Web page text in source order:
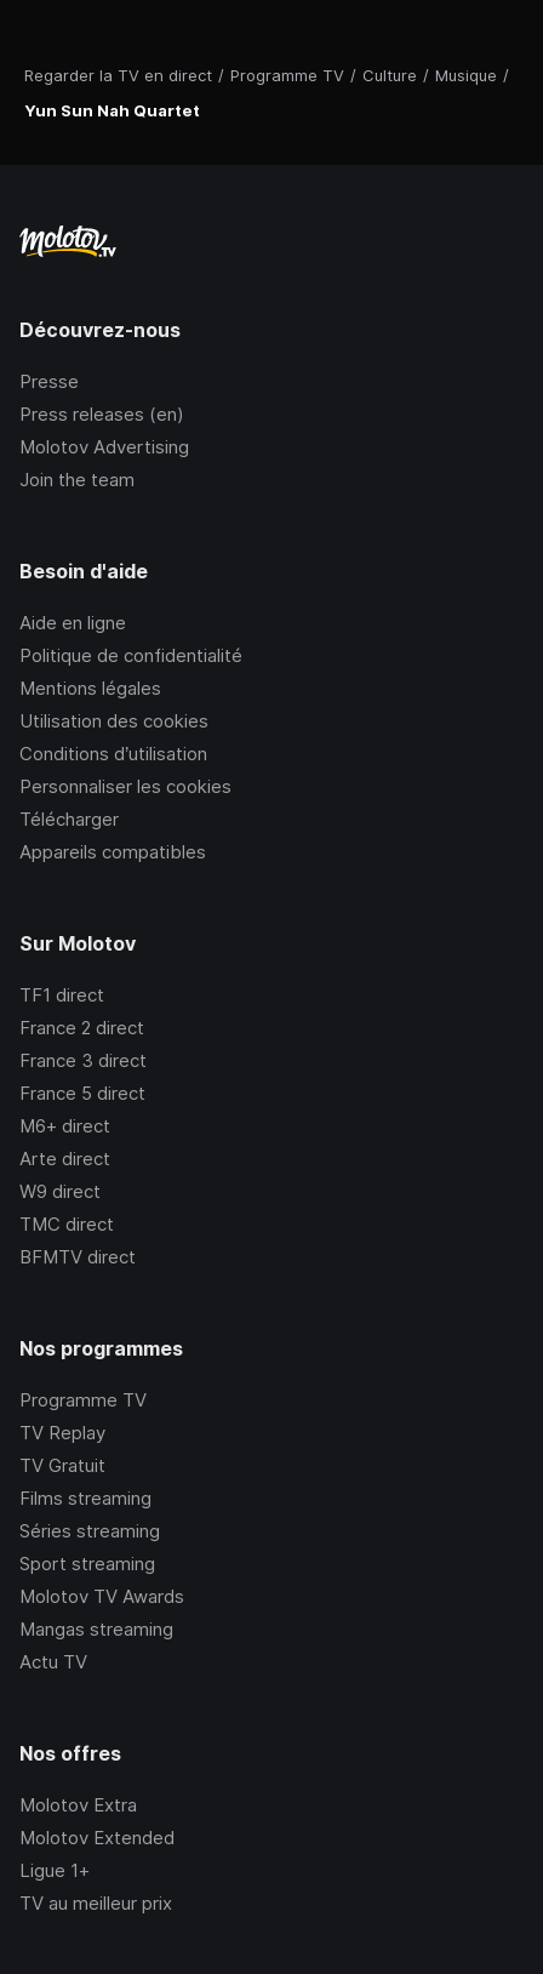
Regarder la TV en direct / Programme TV / Culture / Musique /
Yun Sun Nah Quartet
Découvrez-nous
Presse
Press releases (en)
Molotov Advertising
Join the team
Besoin d'aide
Aide en ligne
Politique de confidentialité
Mentions légales
Utilisation des cookies
Conditions d’utilisation
Personnaliser les cookies
Télécharger
Appareils compatibles
Sur Molotov
TF1 direct
France 2 direct
France 3 direct
France 5 direct
M6+ direct
Arte direct
W9 direct
TMC direct
BFMTV direct
Nos programmes
Programme TV
TV Replay
TV Gratuit
Films streaming
Séries streaming
Sport streaming
Molotov TV Awards
Mangas streaming
Actu TV
Nos offres
Molotov Extra
Molotov Extended
Ligue 1+
TV au meilleur prix